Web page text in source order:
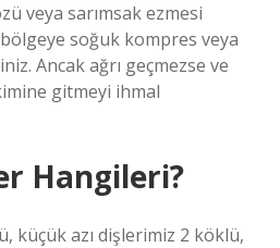
veya sarımsak ezmesi
soğuk kompres veya
Ancak ağrı geçmezse ve
gitmeyi ihmal
Hangileri?
küçük azı dişlerimiz 2 köklü,